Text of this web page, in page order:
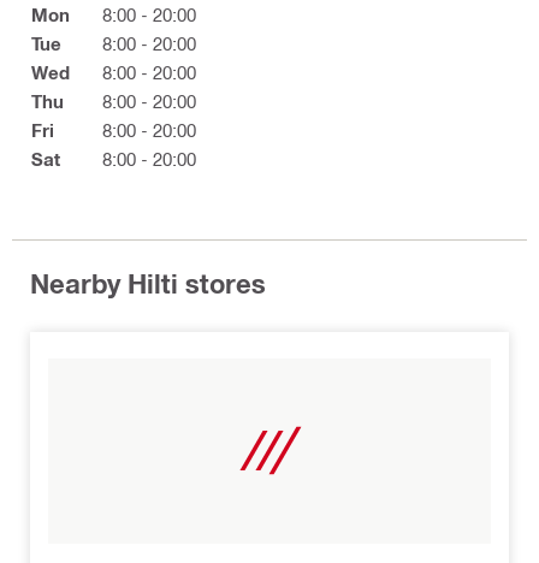
Mon
8:00 - 20:00
Tue
8:00 - 20:00
Wed
8:00 - 20:00
Thu
8:00 - 20:00
Fri
8:00 - 20:00
Sat
8:00 - 20:00
Nearby Hilti stores